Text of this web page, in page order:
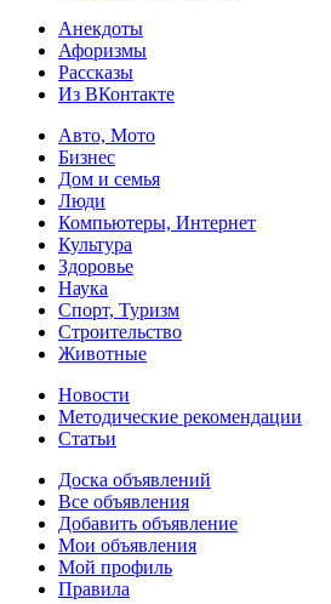
Анекдоты
Афоризмы
Рассказы
Из ВКонтакте
Авто, Мото
Бизнес
Дом и семья
Люди
Компьютеры, Интернет
Культура
Здоровье
Наука
Спорт, Туризм
Строительство
Животные
Новости
Методические рекомендации
Статьи
Доска объявлений
Все объявления
Добавить объявление
Мои объявления
Мой профиль
Правила